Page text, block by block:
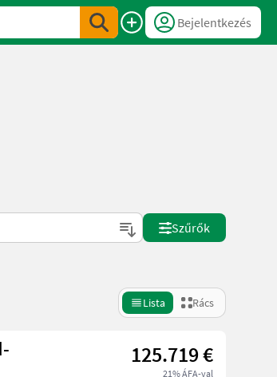
Bejelentkezés
Szűrők
Lista Rács
125.719 €
21% ÁFA-val